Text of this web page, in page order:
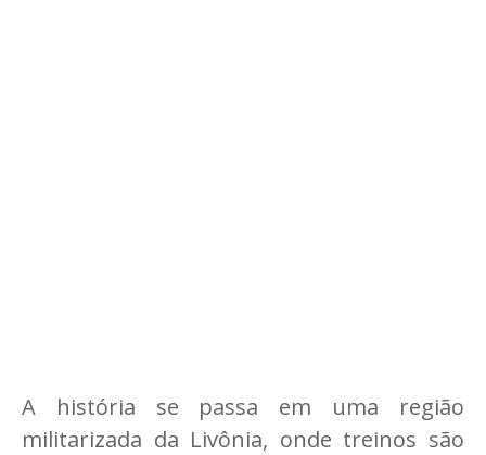
A história se passa em uma região
militarizada da Livônia, onde treinos são